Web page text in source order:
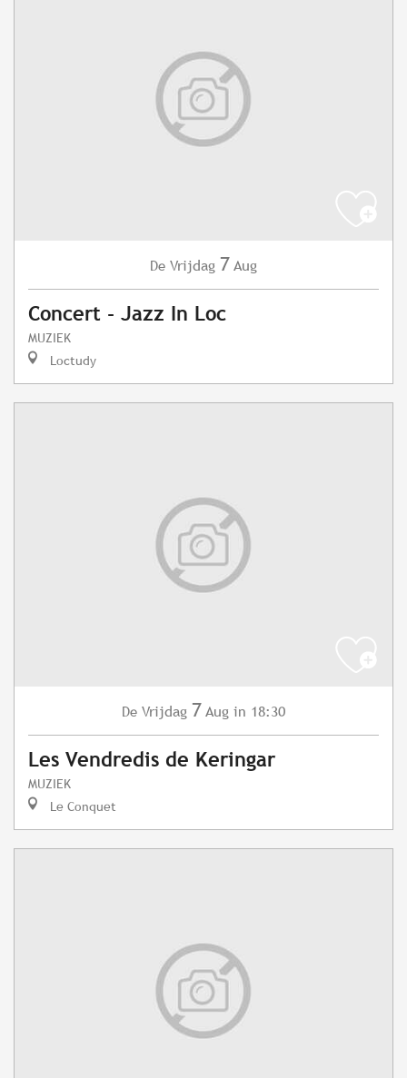
De Vrijdag 7 Aug
Concert - Jazz In Loc
MUZIEK
Loctudy
De Vrijdag 7 Aug in 18:30
Les Vendredis de Keringar
MUZIEK
Le Conquet